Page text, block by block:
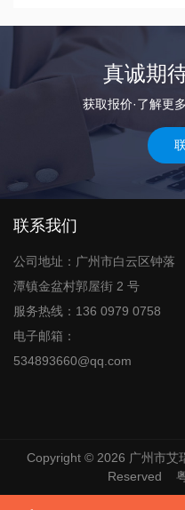
真诚期
获取报价·了解更
联系我们
公司地址：广州市白云区钟落
潭镇金盆村郭屋街 2 号
服务热线：136 0979 0758
电子邮箱：
534893660@qq.com
Copyright © 2026 广州市艾
Reserved